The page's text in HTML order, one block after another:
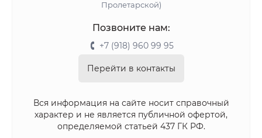
Пролетарской)
Позвоните нам:
+7 (918) 960 99 95
Перейти в контакты
Вся информация на сайте носит справочный
характер и не является публичной офертой,
определяемой статьей 437 ГК РФ.